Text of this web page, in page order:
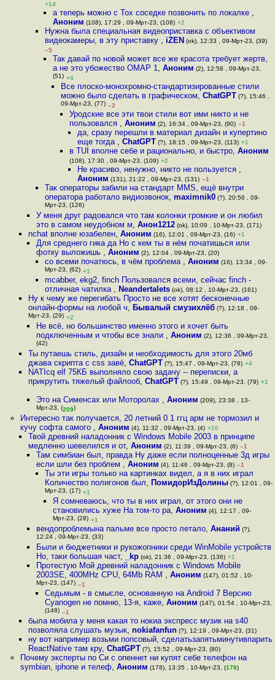
+14
а теперь можно с Tox соседке позвонить по локалке ,
Аноним (108), 17:29 , 09-Мрт-23, (108) +2
Нужна была специальная видеоприставка с объективом
видеокамеры, в эту приставку , iZEN (ok), 12:33 , 09-Мрт-23, (39)
–5
Так давай по новой может все же красота требует жертв,
а не это убожество OMAP 1, Аноним (2), 12:58 , 09-Мрт-23,
(51) +4
Все плоско-монохромно-стандартизированные стили
можно было сделать в графическом,ChatGPT (?), 15:46 ,
09-Мрт-23, (77) –2
Уродские все эти твои стили вот ими никто и не
пользовался , Аноним (2), 16:34 , 09-Мрт-23, (90) –1
да, сразу перешли в материал дизайн и купертино
еще тогда , ChatGPT (?), 18:15 , 09-Мрт-23, (113) +1
в TUI вполне себе и рационально, и быстро, Аноним
(108), 17:30 , 09-Мрт-23, (109) +2
Не красиво, ненужно, никто не пользуется ,
Аноним (131), 21:22 , 09-Мрт-23, (131) –1
Так операторы забили на стандарт MMS, ещё внутри
оператора работало видиозвонок, maximnik0(?), 20:56 , 09-
Мрт-23, (126)
У меня друг радовался что там колонки громкие и он любил
это в самом неудобном м,Анон1212 (ok), 10:09 , 10-Мрт-23, (171)
nchat вполне юзабелен, Аноним (16), 12:01 , 09-Мрт-23, (16) +1
Для среднего гика да Но с кем ты в нём початишься или
фотку выложишь ,Аноним (2), 12:04 , 09-Мрт-23, (20)
со всеми початюсь, в чём проблема , Аноним (16), 13:34 , 09-
Мрт-23, (62) +1
mcabber, ekg2, finch Пользовался всеми, сейчас finch -
отличная чатилка , Neandertalets(ok), 08:12 , 10-Мрт-23, (161)
Ну к чему же перегибать Просто не все хотят бесконечные
онлайн-формы на любой ч, Бывалый смузихлёб(?), 12:18 , 09-
Мрт-23, (29) +2
Не всё, но большинство именно этого и хочет быть
подключенным и чтобы все знали ,Аноним (2), 12:36 , 09-Мрт-23,
(42)
Ты путаешь стиль, дизайн и необходимость для этого 20мб
джава скрипта с css завё, ChatGPT (?), 15:47 , 09-Мрт-23, (78) +4
NATIcq elf 75КБ выполняло свою задачу -- переписки, а
прикрутить тяжелый файлооб, ChatGPT (?), 15:49 , 09-Мрт-23, (79) +1
Это на Сименсах или Моторолах ,Аноним (209), 23:38 , 13-
Мрт-23, (209)
Интересно так получается, 20 летний 0 1 ггц арм не тормозил и
кучу софта самого , Аноним (4), 11:32 , 09-Мрт-23, (4) +10
Твой древний наладонник с Windows Mobile 2003 в принципе
медленно шевелился и от, Аноним (2), 11:39 , 09-Мрт-23, (6) –1
Там симбиан был, правда Ну даже если полноценные 3д игры
если шли без проблем ,Аноним (4), 11:46 , 09-Мрт-23, (8) –1
Ты эти игры только на картинках видел, а я в них играл
Количество полигонов был, ПомидорИзДолины(?), 12:01 , 09-
Мрт-23, (17) +1
Я сомневаюсь, что ты в них играл, от этого они не
становились хуже На том-то ра, Аноним (4), 12:17 , 09-
Мрт-23, (28) +1
вендопроблемына пальме все просто летало,Ананий (?),
12:24 , 09-Мрт-23, (33)
Были и бюджетники и рукожопники среди WinMobile устройств
Но, таки большая част, _kp (ok), 21:36 , 09-Мрт-23, (136) +1
Протестую Мой древний наладонник с Windows Mobile
2003SE, 400MHz CPU, 64Mb RAM ,Аноним (147), 01:52 , 10-
Мрт-23, (147) –1
Седьмым - в смысле, основанную на Android 7 Версию
Cyanogen не помню, 13-я, каже, Аноним (147), 01:54 , 10-Мрт-23,
(148) –1
была мобила у меня какая то нокиа экспресс музик на s40
позволяла слушать музык, nokiafanfun(?), 12:19 , 09-Мрт-23, (31)
ну вот например возьми попсовый, сделатьзапятьминутивпарить
ReactNative там кру, ChatGPT (?), 15:52 , 09-Мрт-23, (80)
Почему эксперты по Си с опеннет ни купят себе телефон на
symbian, iphone и телеф, Аноним (178), 13:35 , 10-Мрт-23, (178)